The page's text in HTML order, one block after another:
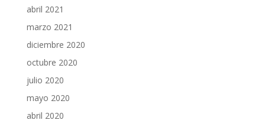
abril 2021
marzo 2021
diciembre 2020
octubre 2020
julio 2020
mayo 2020
abril 2020